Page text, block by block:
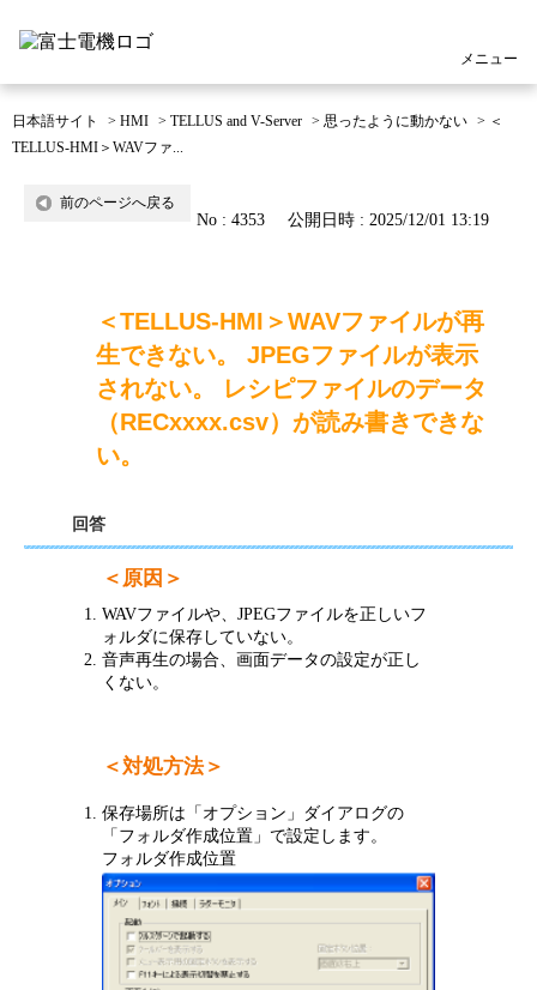
メニュー
日本語サイト > HMI > TELLUS and V-Server > 思ったように動かない > ＜
TELLUS-HMI＞WAVファ...
前のページへ戻る
No : 4353 公開日時 : 2025/12/01 13:19
＜TELLUS-HMI＞WAVファイルが再
生できない。 JPEGファイルが表示
されない。 レシピファイルのデータ
（RECxxxx.csv）が読み書きできな
い。
回答
＜原因＞
WAVファイルや、JPEGファイルを正しいフ
ォルダに保存していない。
音声再生の場合、画面データの設定が正し
くない。
＜対処方法＞
保存場所は「オプション」ダイアログの
「フォルダ作成位置」で設定します。
フォルダ作成位置